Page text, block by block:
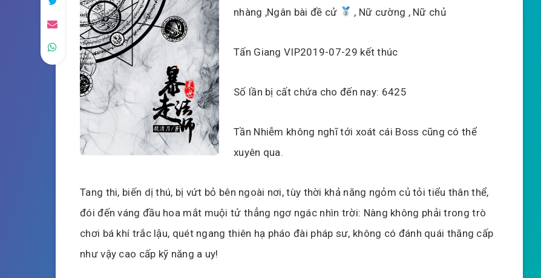
nhàng ,Ngân bài đề cử
, Nữ cường , Nữ chủ
Tấn Giang VIP2019-07-29 kết thúc
Số lần bị cất chứa cho đến nay: 6425
Tần Nhiễm không nghĩ tới xoát cái Boss cũng có thể
xuyên qua.
Tang thi, biến dị thú, bị vứt bỏ bên ngoài nơi, tùy thời khả năng ngỏm củ tỏi tiểu thân thể,
đói đến váng đầu hoa mắt muội tử thẳng ngơ ngác nhìn trời: Nàng không phải trong trò
chơi bá khí trắc lậu, quét ngang thiên hạ pháo đài pháp sư, không có đánh quái thăng cấp
như vậy cao cấp kỹ năng a uy!